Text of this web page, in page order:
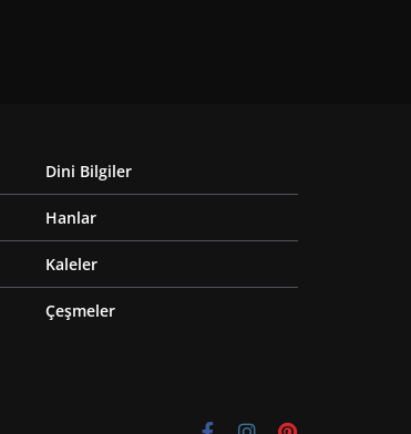
Dini Bilgiler
Hanlar
Kaleler
Çeşmeler